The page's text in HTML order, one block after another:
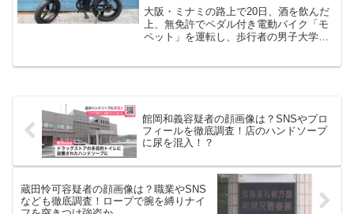
逃げの疑い
大阪・ミナミの路上で20日、酒を飲んだ
上、無免許でペダル付き電動バイク「モ
ペット」を運転し、歩行者の男子大学生
館岡和義容疑者の顔画像は？SNSやプロ
フィールを徹底調査！店のハンドソープ
に尿を混入！？
蔵田怜可容疑者の顔画像は？職業やSNS
なども徹底調査！ロープで腕を縛りナイ